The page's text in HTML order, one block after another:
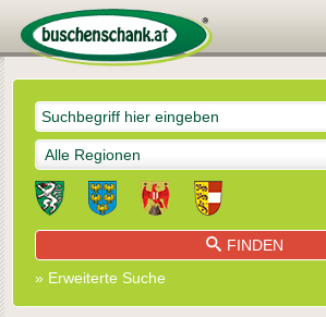
Alle Regionen
FINDEN
» Erweiterte Suche